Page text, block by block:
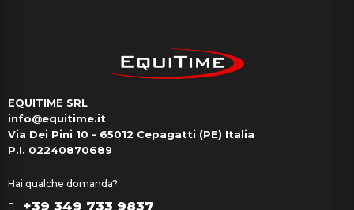
EQUITIME SRL
info@equitime.it
Via Dei Pini 10 - 65012 Cepagatti (PE) Italia
P.I. 02240870689
Hai qualche domanda?
+39 349 733 9837